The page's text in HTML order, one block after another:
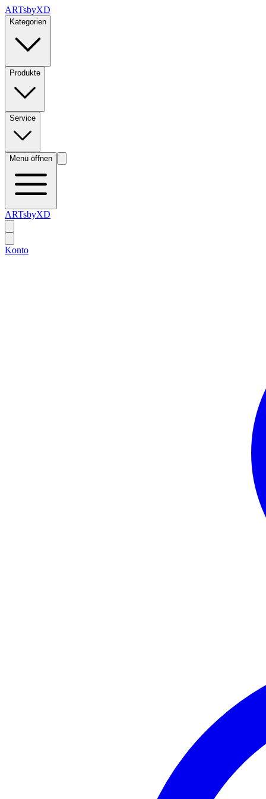
ARTsbyXD
Kategorien
Produkte
Service
Menü öffnen
ARTsbyXD
Konto